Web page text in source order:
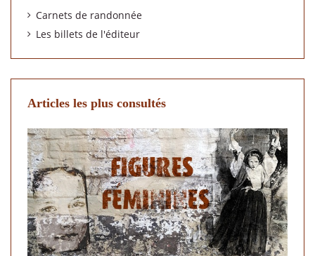
Carnets de randonnée
Les billets de l'éditeur
Articles les plus consultés